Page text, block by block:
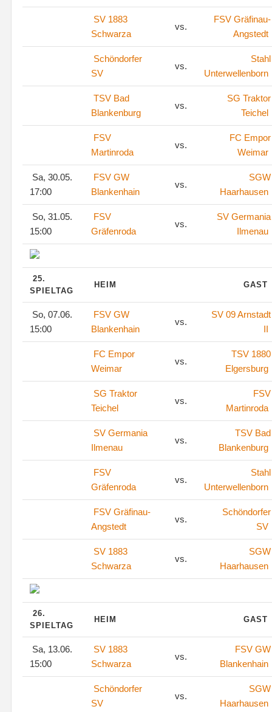
SV 1883
Schwarza
vs.
FSV Gräfinau-
Angstedt
Schöndorfer
SV
vs.
Stahl
Unterwellenborn
TSV Bad
Blankenburg
vs.
SG Traktor
Teichel
FSV
Martinroda
vs.
FC Empor
Weimar
Sa, 30.05.
17:00
FSV GW
Blankenhain
vs.
SGW
Haarhausen
So, 31.05.
15:00
FSV
Gräfenroda
vs.
SV Germania
Ilmenau
25.
SPIELTAG
HEIM GAST
So, 07.06.
15:00
FSV GW
Blankenhain
vs.
SV 09 Arnstadt
II
FC Empor
Weimar
vs.
TSV 1880
Elgersburg
SG Traktor
Teichel
vs.
FSV
Martinroda
SV Germania
Ilmenau
vs.
TSV Bad
Blankenburg
FSV
Gräfenroda
vs.
Stahl
Unterwellenborn
FSV Gräfinau-
Angstedt
vs.
Schöndorfer
SV
SV 1883
Schwarza
vs.
SGW
Haarhausen
26.
SPIELTAG
HEIM GAST
Sa, 13.06.
15:00
SV 1883
Schwarza
vs.
FSV GW
Blankenhain
Schöndorfer
SV
vs.
SGW
Haarhausen